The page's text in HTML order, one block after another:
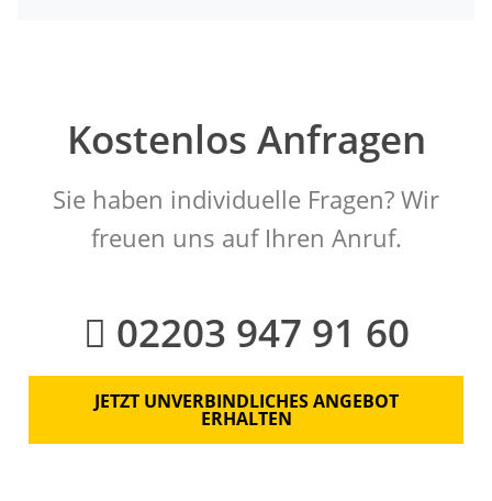
Kostenlos Anfragen
Sie haben individuelle Fragen? Wir
freuen uns auf Ihren Anruf.
02203 947 91 60
JETZT UNVERBINDLICHES ANGEBOT
ERHALTEN